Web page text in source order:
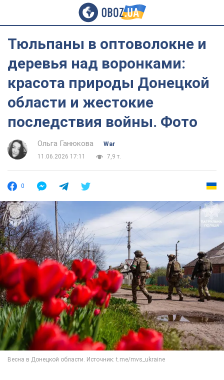
Тюльпаны в оптоволокне и
деревья над воронками:
красота природы Донецкой
области и жестокие
последствия войны. Фото
Ольга Ганюкова
War
11.06.2026 17:11
7,9 т.
0